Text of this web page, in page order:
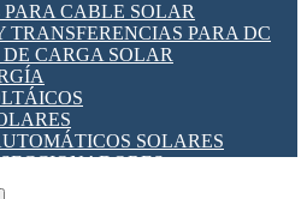
CABLE SOLAR
TRANSFERENCIAS PARA DC
CARGA SOLAR
SOLARES